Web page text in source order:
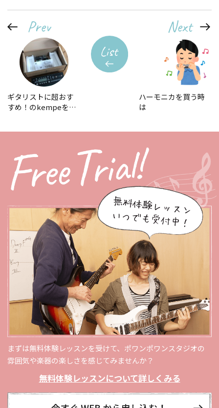
ギタリストに超おす
すめ！のkempeを…
ハーモニカを買う時
は
まずは無料体験レッスンを受けて、ポワンポワンスタジオの
雰囲気や楽器の楽しさを感じてみませんか？
無料体験レッスンについて詳しくみる